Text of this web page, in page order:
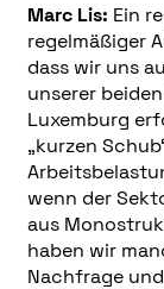
Marc Lis: Ein
regelmäßiger
dass wir uns
unserer
Luxemburg
„kurzen
wenn der
aus
haben wir
Nachfrage